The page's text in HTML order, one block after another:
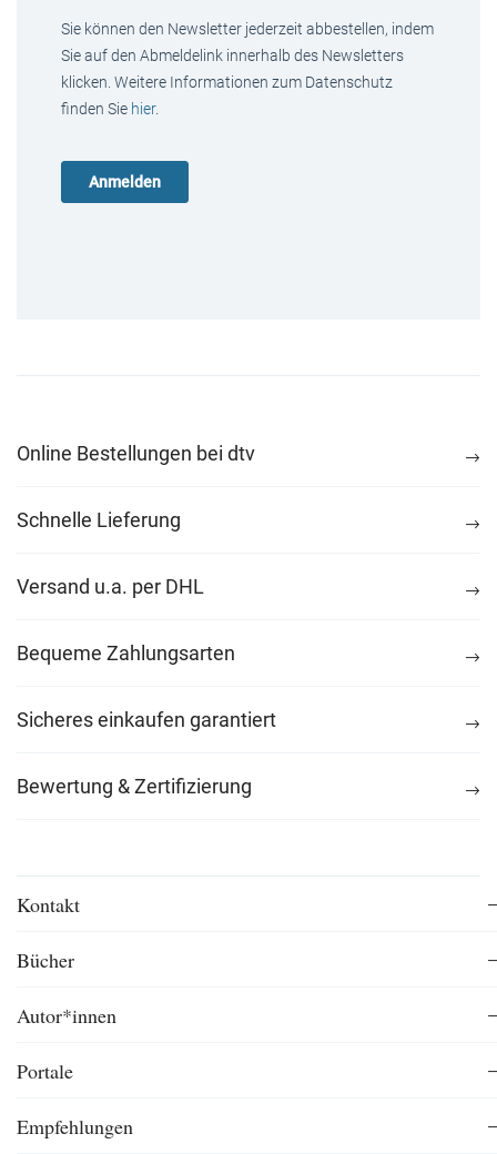
Sie können den Newsletter jederzeit abbestellen, indem
Sie auf den Abmeldelink innerhalb des Newsletters
klicken. Weitere Informationen zum Datenschutz
finden Sie hier.
Online Bestellungen bei dtv
Schnelle Lieferung
Versand u.a. per DHL
Bequeme Zahlungsarten
Sicheres einkaufen garantiert
Bewertung & Zertifizierung
Kontakt
Bücher
Autor*innen
Portale
Empfehlungen